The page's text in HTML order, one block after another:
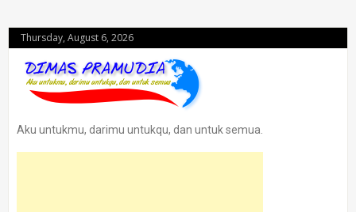
Thursday, August 6, 2026
Aku untukmu, darimu untukqu, dan untuk semua.